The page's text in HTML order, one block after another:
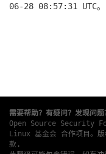
06-28 08:57:31 UTC。
需要帮助？有疑问？发现问题
Open Source Security
Linux 基金会 合作项目。
款 .